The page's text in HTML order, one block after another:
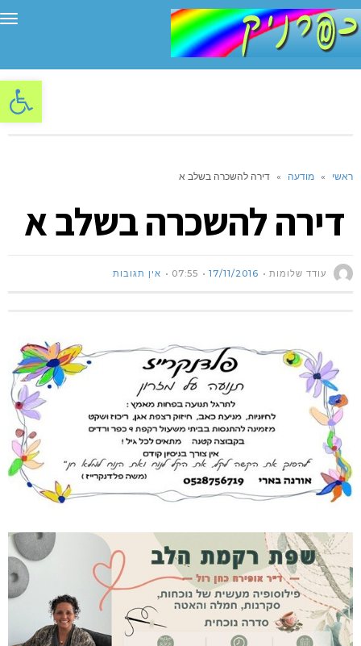
פתח
ראשי » מודעה » דירה להשכרה בשלב א
דירה להשכרה בשלב א
עודד שלומות 17/11/2016
07:55 אין תגובות